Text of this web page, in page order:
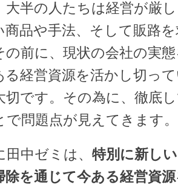
大半の人たちは経営が厳
商品や手法、そして販路
の前に、現状の会社の実
る経営資源を活かし切っ
切です。その為に、徹底
で問題点が見えてきます。
中ゼミは、 特別に新し
除を通じて今ある経営資